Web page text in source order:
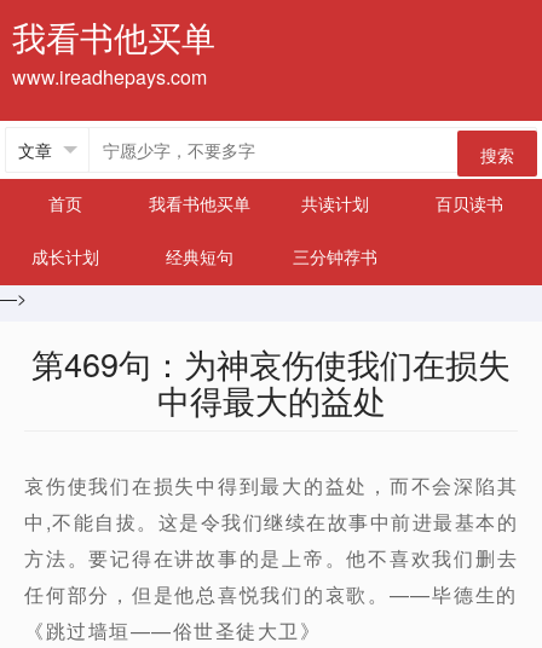
我看书他买单
www.ireadhepays.com
搜索
首页
我看书他买单 共读计划 百贝读书
成长计划 经典短句
三分钟荐书
—>
第469句：为神哀伤使我们在损失
中得最大的益处
哀伤使我们在损失中得到最大的益处，而不会深陷其
中,不能自拔。这是令我们继续在故事中前进最基本的
方法。要记得在讲故事的是上帝。他不喜欢我们删去
任何部分，但是他总喜悦我们的哀歌。——毕德生的
《跳过墙垣——俗世圣徒大卫》